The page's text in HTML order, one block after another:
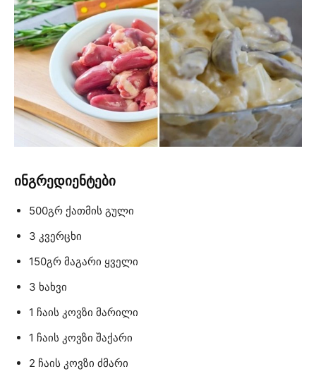
ინგრედიენტები
500გრ ქათმის გული
3 კვერცხი
150გრ მაგარი ყველი
3 ხახვი
1 ჩაის კოვზი მარილი
1 ჩაის კოვზი შაქარი
2 ჩაის კოვზი ძმარი